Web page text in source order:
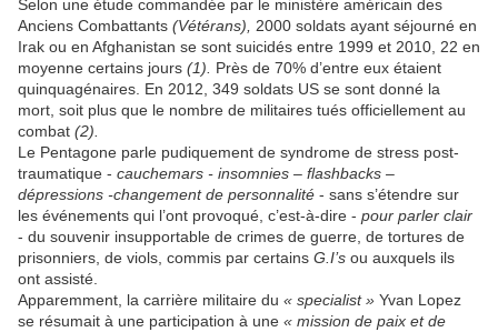
Selon une étude commandée par le ministère américain des
Anciens Combattants (Vétérans),
2000 soldats ayant séjourné en
Irak ou en Afghanistan se sont suicidés entre 1999 et 2010, 22 en
moyenne certains jours (1).
Près de 70% d’entre eux étaient
quinquagénaires. En 2012, 349 soldats US se sont donné la
mort, soit plus que le nombre de militaires tués officiellement au
combat (2).
Le Pentagone parle pudiquement de syndrome de stress post-
traumatique - cauchemars - insomnies – flashbacks –
dépressions -changement de personnalité - sans s’étendre sur
les événements qui l’ont provoqué, c’est-à-dire - pour parler clair
- du souvenir insupportable de crimes de guerre, de tortures de
prisonniers, de viols, commis par certains G.I’s ou auxquels ils
ont assisté.
Apparemment, la carrière militaire du « specialist » Yvan Lopez
se résumait à une participation à une « mission de paix et de